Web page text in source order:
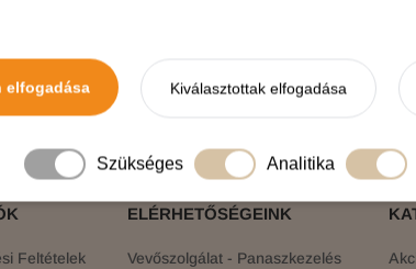
elfogadása Kiválasztottak elfogadása
Szükséges Analitika
Értesülj elsőként a legújabb
Feltételek
ELÉRHETŐSÉGEINK
Vevőszolgálat - Panaszkezelés